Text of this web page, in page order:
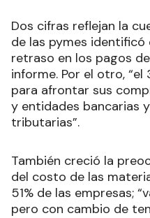
Dos cifras reflejan la
de las pymes
retraso en los pagos
informe. Por el otro,
para afrontar sus
y entidades bancarias
tributarias”.
También creció la
del costo de las
51% de las empresas;
pero con cambio de